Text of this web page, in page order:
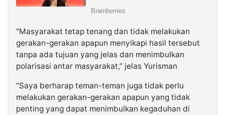
“Masyarakat tetap tenang dan tidak melakukan
gerakan-gerakan apapun menyikapi hasil tersebut
tanpa ada tujuan yang jelas dan menimbulkan
polarisasi antar masyarakat,” jelas Yurisman
“Saya berharap teman-teman juga tidak perlu
melakukan gerakan-gerakan apapun yang tidak
penting yang dapat menimbulkan kegaduhan di